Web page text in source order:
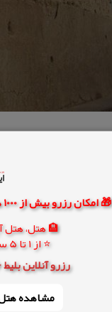
🎁 امکان رزرو بیش از 1000 هتل و اقامتگاه مشهد با 80% تخفیف واقعی
🏨 هتل، هتل
⭐ از 1 تا 5 ستاره | فولبرد | نزدیک حرم
رزرو آنلاین
مشاهده